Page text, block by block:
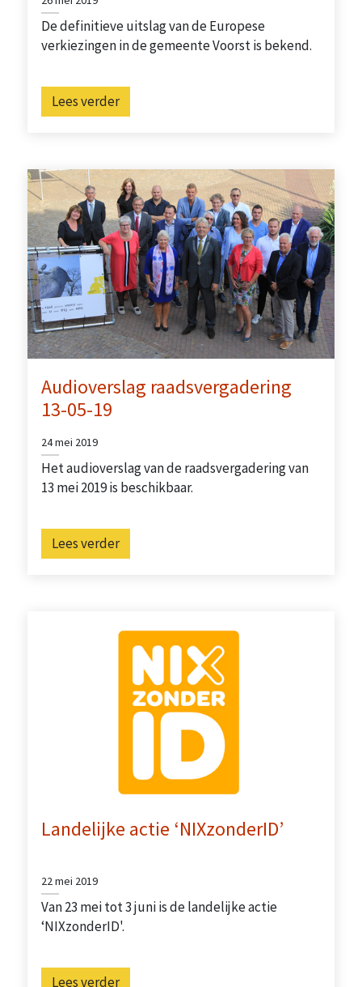
De definitieve uitslag van de Europese
verkiezingen in de gemeente Voorst is bekend.
Lees verder
Audioverslag raadsvergadering
13-05-19
24 mei 2019
Het audioverslag van de raadsvergadering van
13 mei 2019 is beschikbaar.
Lees verder
Landelijke actie ‘NIXzonderID’
22 mei 2019
Van 23 mei tot 3 juni is de landelijke actie
‘NIXzonderID'.
Lees verder